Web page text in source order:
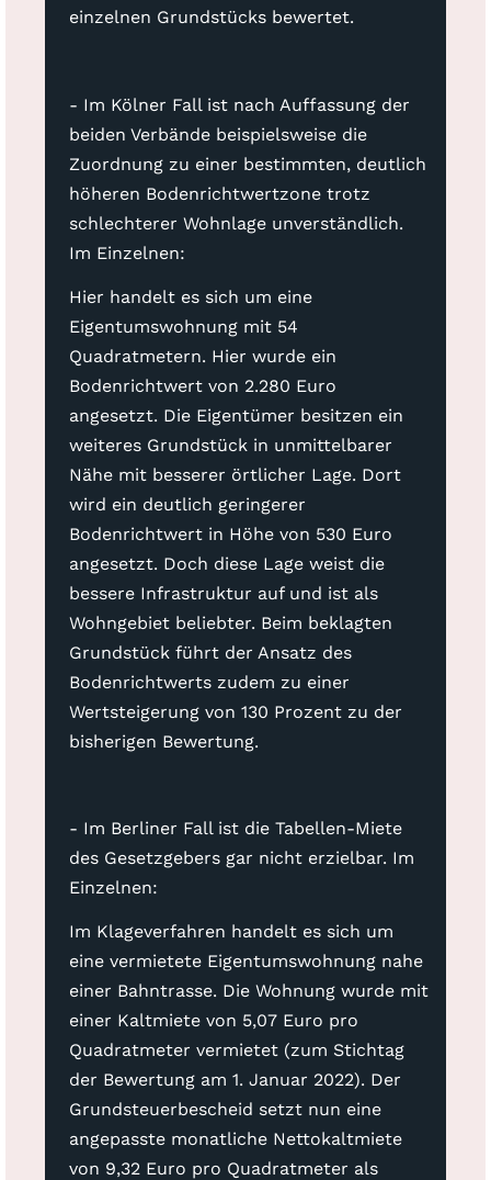
einzelnen Grundstücks bewertet.
- Im Kölner Fall ist nach Auffassung der
beiden Verbände beispielsweise die
Zuordnung zu einer bestimmten, deutlich
höheren Bodenrichtwertzone trotz
schlechterer Wohnlage unverständlich.
Im Einzelnen:
Hier handelt es sich um eine
Eigentumswohnung mit 54
Quadratmetern. Hier wurde ein
Bodenrichtwert von 2.280 Euro
angesetzt. Die Eigentümer besitzen ein
weiteres Grundstück in unmittelbarer
Nähe mit besserer örtlicher Lage. Dort
wird ein deutlich geringerer
Bodenrichtwert in Höhe von 530 Euro
angesetzt. Doch diese Lage weist die
bessere Infrastruktur auf und ist als
Wohngebiet beliebter. Beim beklagten
Grundstück führt der Ansatz des
Bodenrichtwerts zudem zu einer
Wertsteigerung von 130 Prozent zu der
bisherigen Bewertung.
- Im Berliner Fall ist die Tabellen-Miete
des Gesetzgebers gar nicht erzielbar. Im
Einzelnen:
Im Klageverfahren handelt es sich um
eine vermietete Eigentumswohnung nahe
einer Bahntrasse. Die Wohnung wurde mit
einer Kaltmiete von 5,07 Euro pro
Quadratmeter vermietet (zum Stichtag
der Bewertung am 1. Januar 2022). Der
Grundsteuerbescheid setzt nun eine
angepasste monatliche Nettokaltmiete
von 9,32 Euro pro Quadratmeter als